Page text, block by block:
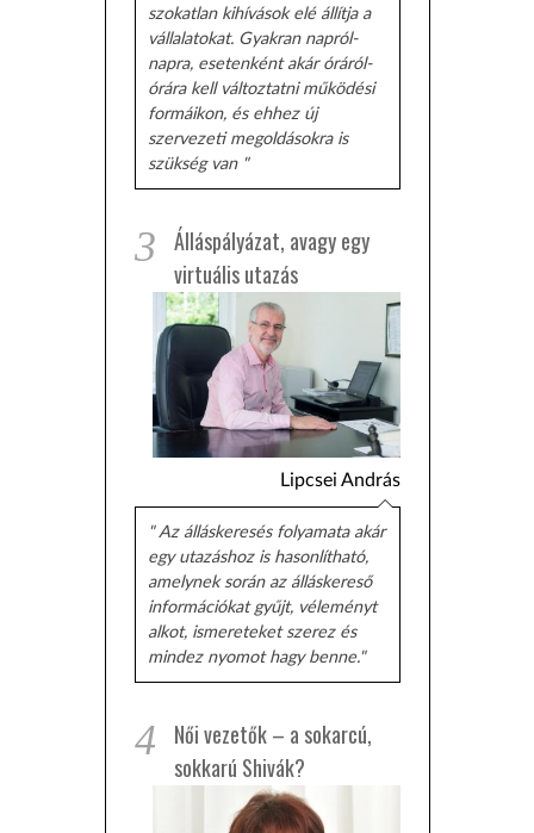
szokatlan kihívások elé állítja a
vállalatokat. Gyakran napról-
napra, esetenként akár óráról-
órára kell változtatni működési
formáikon, és ehhez új
szervezeti megoldásokra is
szükség van "
3
Álláspályázat, avagy egy
virtuális utazás
Lipcsei András
" Az álláskeresés folyamata akár
egy utazáshoz is hasonlítható,
amelynek során az álláskereső
információkat gyűjt, véleményt
alkot, ismereteket szerez és
mindez nyomot hagy benne."
4
Női vezetők – a sokarcú,
sokkarú Shivák?